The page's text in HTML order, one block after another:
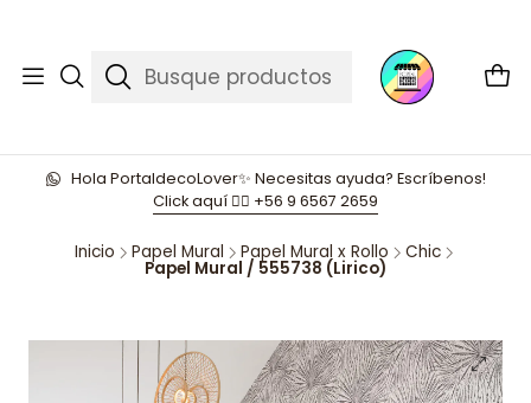
Hola PortaldecoLover✨ Necesitas ayuda? Escríbenos!
Click aquí 👉🏼 +56 9 6567 2659
Inicio Papel Mural Papel Mural x Rollo Chic
Papel Mural / 555738 (Lirico)